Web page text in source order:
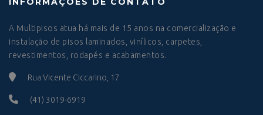
A Multipisos atua há mais de 15 anos na comercialização e
instalação de pisos laminados, vinílicos, carpetes,
revestimentos, rodapés e acabamentos.
Rua Vicente Ciccarino, 17
(41) 3019-6919